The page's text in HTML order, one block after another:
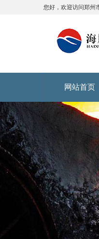
您好，欢迎访问郑州
网站首页